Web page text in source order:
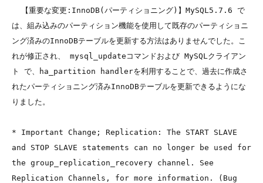
は、組み込みのパーティション機能を使用して既存のパーティショニ
ング済みのInnoDBテーブルを更新する方法はありませんでした。こ
れが修正され、 mysql_updateコマンドおよび MySQLクライアン
ト で、ha_partition handlerを利用することで、過去に作成さ
れたパーティショニング済みInnoDBテーブルを更新できるようにな
りました。
* Important Change; Replication: The START SLAVE
and STOP SLAVE statements can no longer be used for
the group_replication_recovery channel. See
Replication Channels, for more information. (Bug